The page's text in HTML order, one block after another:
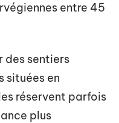
entre 45
des sentiers
situées en
réservent parfois
plus